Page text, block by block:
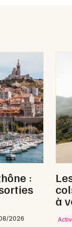
:
2026
à